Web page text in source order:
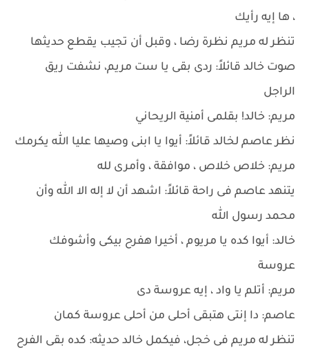
، ها إيه رأيك
تنظر له مريم نظرة رضا ، وقبل أن تجيب يقطع حديثها
صوت خالد قائلاً: ردى بقى يا ست مريم، نشفت ريق
الراجل
مريم: خالد! بقلمى أمنية الريحاني
نظر عاصم لخالد قائلاً: أيوا يا ابنى وصيها عليا الله يكرمك
مريم: خلاص خلاص ، موافقة ، وأمرى لله
يتنهد عاصم فى راحة قائلاً: اشهد أن لا إله الا الله وأن
محمد رسول الله
خالد: أيوا كده يا مريوم ، أخيرا هفرح بيكى وأشوفك
عروسة
مريم: أتلم يا واد ، إيه عروسة دى
عاصم: دا إنتى هتبقى أحلى من أحلى عروسة كمان
تنظر له مريم فى خجل، فيكمل خالد حديثه: كده بقى الفرح